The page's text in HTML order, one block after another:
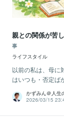
親との関係が苦
事
ライフスタイル
以前の私は、母に
はいつも・否定ば
かずみん＠人生
2026/03/15